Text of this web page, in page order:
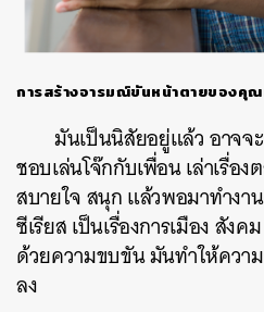
การสร้างอารมณ์ขันหน้าตายของคุ
มันเป็นนิสัยอยู่แล้ว อาจจ
ชอบเล่นโจ๊กกับเพื่อน เล่าเรื่อ
สบายใจ สนุก แล้วพอมาทำงา
ซีเรียส เป็นเรื่องการเมือง สังค
ด้วยความขบขัน มันทำให้ควา
ลง